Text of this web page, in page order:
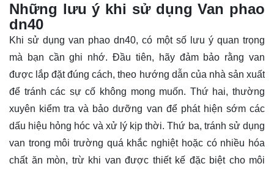
Những lưu ý khi sử dụng Van phao
dn40
Khi sử dụng van phao dn40, có một số lưu ý quan trọng
mà bạn cần ghi nhớ. Đầu tiên, hãy đảm bảo rằng van
được lắp đặt đúng cách, theo hướng dẫn của nhà sản xuất
để tránh các sự cố không mong muốn. Thứ hai, thường
xuyên kiểm tra và bảo dưỡng van để phát hiện sớm các
dấu hiệu hỏng hóc và xử lý kịp thời. Thứ ba, tránh sử dụng
van trong môi trường quá khắc nghiệt hoặc có nhiều hóa
chất ăn mòn, trừ khi van được thiết kế đặc biệt cho môi